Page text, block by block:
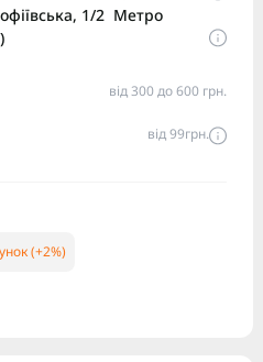
1/2 Метро
від 300 до 600 грн.
від 99грн.
(+2%)